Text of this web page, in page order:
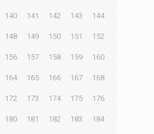
140 141 142 143 144
148 149 150 151 152
156 157 158 159 160
164 165 166 167 168
172 173 174 175 176
180 181 182 183 184